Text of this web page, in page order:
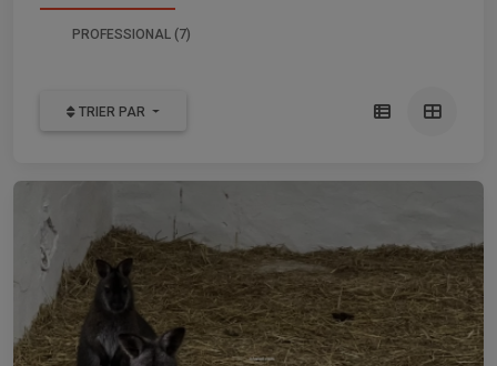
PROFESSIONAL (7)
TRIER PAR